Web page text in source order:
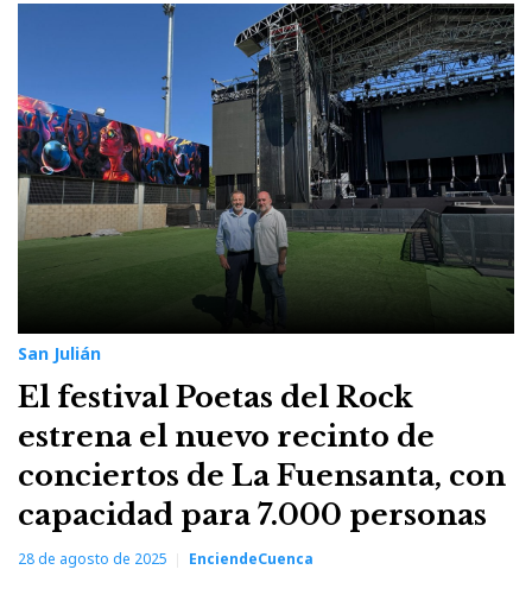
San Julián
El festival Poetas del Rock
estrena el nuevo recinto de
conciertos de La Fuensanta, con
capacidad para 7.000 personas
28 de agosto de 2025 EnciendeCuenca